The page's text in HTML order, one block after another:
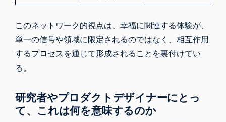
このネットワーク的視点は、幸福に関連する体験が、
単一の信号や領域に限定されるのではなく、相互作用
するプロセスを通じて形成されることを裏付けてい
る。
研究者やプロダクトデザイナーにとっ
て、これは何を意味するのか